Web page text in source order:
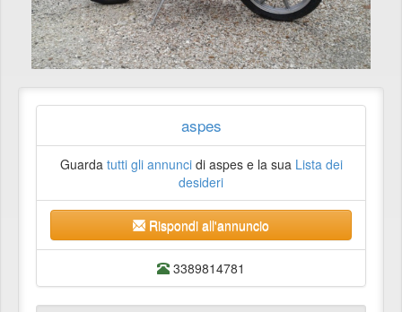
aspes
Guarda tutti gli annuncidi aspes e la sua Lista dei
desideri
Rispondi all'annuncio
3389814781